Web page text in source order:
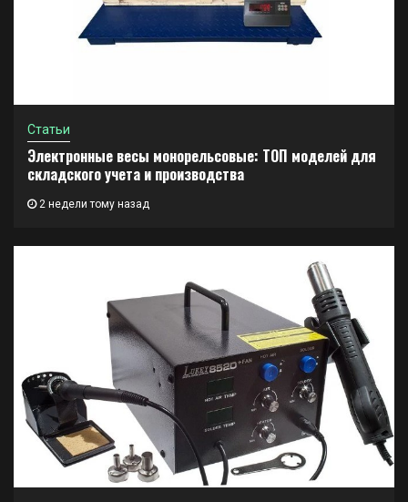
Статьи
Электронные весы монорельсовые: ТОП моделей для
складского учета и производства
2 недели тому назад